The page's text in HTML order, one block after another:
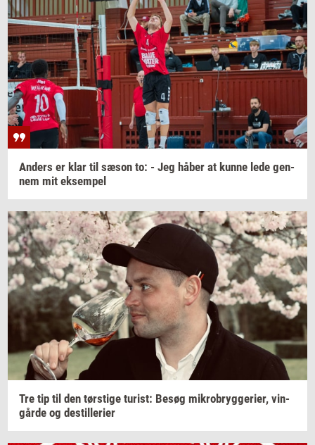
An­ders er klar til sæson to: - Jeg håber at kunne lede gen­
nem mit ek­sem­pel
Tre tip til den tørsti­ge turist: Besøg mi­kro­bryg­ge­ri­er, vin­
går­de og destil­le­ri­er